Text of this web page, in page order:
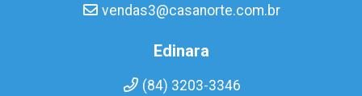
vendas3@casanorte.com.br
Edinara
(84) 3203-3346